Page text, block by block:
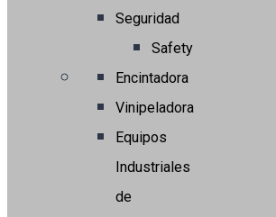
Seguridad
Safety
Encintadora
Vinipeladora
Equipos
Industriales
de